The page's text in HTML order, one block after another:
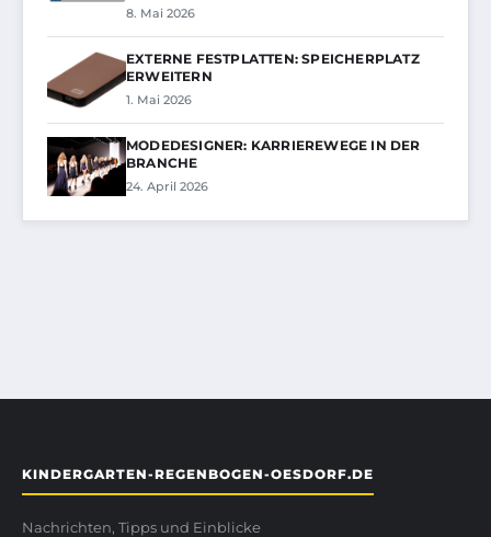
8. Mai 2026
EXTERNE FESTPLATTEN: SPEICHERPLATZ
ERWEITERN
1. Mai 2026
MODEDESIGNER: KARRIEREWEGE IN DER
BRANCHE
24. April 2026
KINDERGARTEN-REGENBOGEN-OESDORF.DE
Nachrichten, Tipps und Einblicke